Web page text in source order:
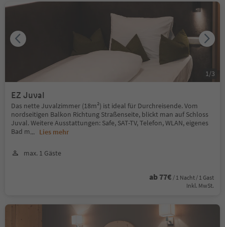
EZ Juval
Das nette Juvalzimmer (18m²) ist ideal für Durchreisende. Vom
nordseitigen Balkon Richtung Straßenseite, blickt man auf Schloss
Juval. Weitere Ausstattungen: Safe, SAT-TV, Telefon, WLAN, eigenes
Bad m... Lies mehr
max. 1 Gäste
ab 77€ / 1 Nacht / 1 Gast
Inkl. MwSt.
1 /3